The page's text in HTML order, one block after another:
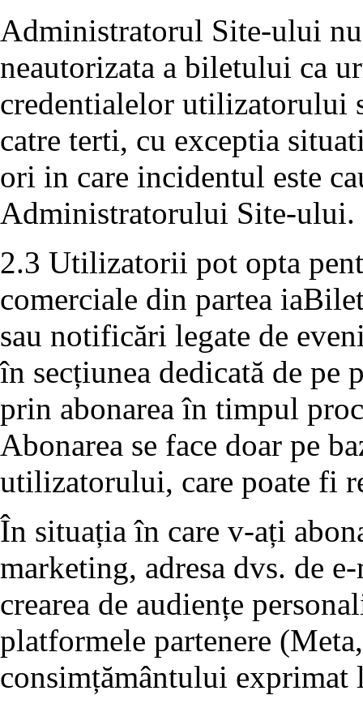
Administratorul Site-ului
neautorizata a biletului ca
credentialelor utilizatorului
catre terti, cu exceptia
ori in care incidentul este
Administratorului Site-ului.
2.3 Utilizatorii pot opta
comerciale din partea
sau notificări legate de
în secțiunea dedicată de pe
prin abonarea în timpul
Abonarea se face doar pe
utilizatorului, care poate fi
În situația în care v-ați
marketing, adresa dvs. de
crearea de audiențe
platformele partenere
consimțământului exprimat